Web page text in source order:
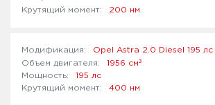
200 нм
Opel Astra 2.0 Diesel 195 лс
1956 см³
195 лс
400 нм